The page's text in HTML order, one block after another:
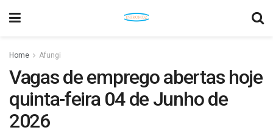
Home Afungi
Vagas de emprego abertas hoje
quinta-feira 04 de Junho de
2026